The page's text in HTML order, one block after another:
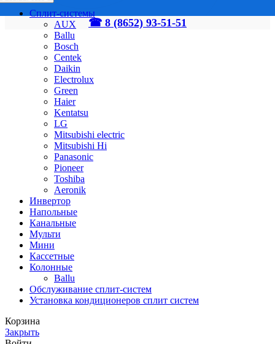
☎ 8 (8652) 93-51-51
Сплит-системы
AUX
Ballu
Bosch
Centek
Daikin
Electrolux
Green
Haier
Kentatsu
LG
Mitsubishi electric
Mitsubishi Hi
Panasonic
Pioneer
Toshiba
Аeronik
Инвертор
Напольные
Канальные
Мульти
Мини
Кассетные
Колонные
Ballu
Обслуживание сплит-систем
Установка кондиционеров сплит систем
Корзина
Закрыть